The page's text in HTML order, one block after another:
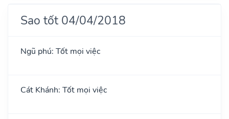
Sao tốt 04/04/2018
Ngũ phú: Tốt mọi việc
Cát Khánh: Tốt mọi việc